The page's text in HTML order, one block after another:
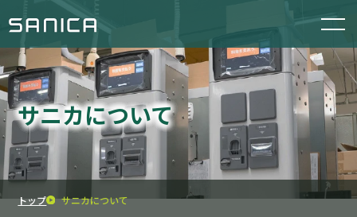
サニカについて
トップ サニカについて